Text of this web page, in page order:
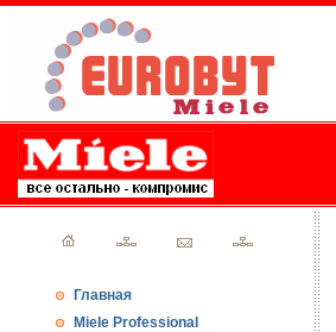
Главная
Miele Professional